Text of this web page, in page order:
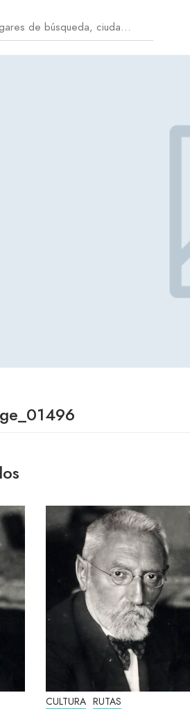
CULTURA RUTAS